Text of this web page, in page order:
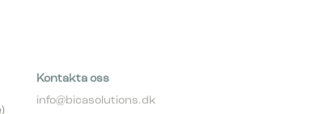
info@bicasolutions.dk
+45 82 30 40 00